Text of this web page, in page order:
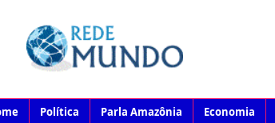
Política Parla Amazônia Economia